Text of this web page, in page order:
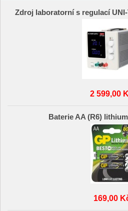
Zdroj laboratorní s regulací UNI-
2 599,00
Baterie AA (R6)
169,00